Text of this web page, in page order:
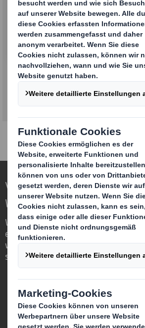
Thekendisplays
Verpackungen für eine sich
Welt neu definieren
Wir sind anders, weil wir die
erkennen, dass Verpackungen eine
wichtige Rolle in der Welt um uns
spielen können.
Wer wir sind
Über DS Smith